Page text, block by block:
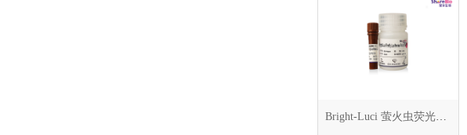
Bright-Luci 萤火虫荧光素酶报告基因检测试剂盒（加干冰运输）